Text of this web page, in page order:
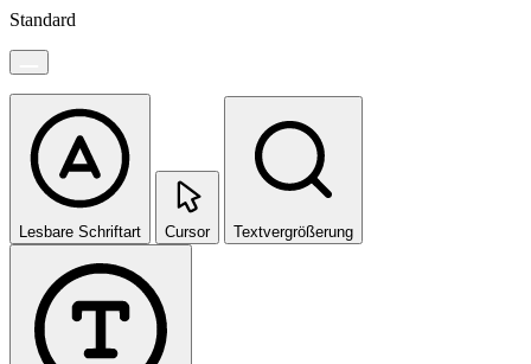
Standard
Lesbare Schriftart Cursor Textvergrößerung